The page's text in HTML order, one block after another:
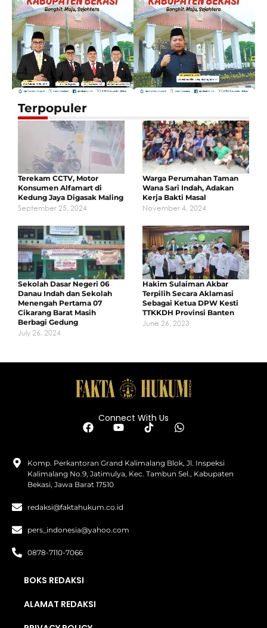
Terpopuler
Terekam CCTV, Motor
Konsumen Alfamart di
Kedung Jaya Digasak Maling
September 25, 2024
Warga Perumahan Taman
Wana Sari Indah, Adakan
Kerja Bakti Masal
November 4, 2024
Sekolah Dasar Negeri 06
Danau Indah dan Sekolah
Menengah Pertama 07
Cikarang Barat Masih
Berbagi Gedung
July 26, 2024
Hakim Sulaiman Akbar
Terpilih Secara Aklamasi
Sebagai Ketua DPW Kesti
TTKKDH Provinsi Banten
June 26, 2023
Connect With Us
Komp. Perkantoran Grand Kalimalang Blok, Jl. Inspeksi
Kalimalang No.9, Jatimulya, Kec. Tambun Sel., Kabupaten
Bekasi, Jawa Barat 17510
redaksi@faktahukum.co.id
pers_indonesia@yahoo.com
0878-7110-7066
BOKS REDAKSI
ALAMAT REDAKSI